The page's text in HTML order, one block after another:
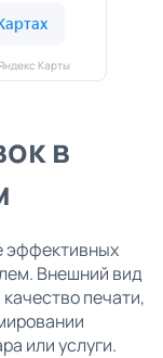
Карты
в
эффективных
Внешний вид
печати,
или услуги.